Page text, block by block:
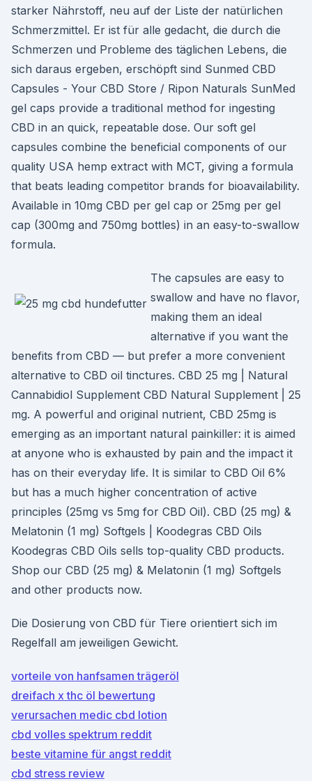
starker Nährstoff, neu auf der Liste der natürlichen
Schmerzmittel. Er ist für alle gedacht, die durch die
Schmerzen und Probleme des täglichen Lebens, die
sich daraus ergeben, erschöpft sind Sunmed CBD
Capsules - Your CBD Store / Ripon Naturals SunMed
gel caps provide a traditional method for ingesting
CBD in an quick, repeatable dose. Our soft gel
capsules combine the beneficial components of our
quality USA hemp extract with MCT, giving a formula
that beats leading competitor brands for bioavailability.
Available in 10mg CBD per gel cap or 25mg per gel
cap (300mg and 750mg bottles) in an easy-to-swallow
formula.
The capsules are easy to
swallow and have no flavor,
making them an ideal
alternative if you want the
benefits from CBD — but prefer a more convenient
alternative to CBD oil tinctures. CBD 25 mg | Natural
Cannabidiol Supplement CBD Natural Supplement | 25
mg. A powerful and original nutrient, CBD 25mg is
emerging as an important natural painkiller: it is aimed
at anyone who is exhausted by pain and the impact it
has on their everyday life. It is similar to CBD Oil 6%
but has a much higher concentration of active
principles (25mg vs 5mg for CBD Oil). CBD (25 mg) &
Melatonin (1 mg) Softgels | Koodegras CBD Oils
Koodegras CBD Oils sells top-quality CBD products.
Shop our CBD (25 mg) & Melatonin (1 mg) Softgels
and other products now.
Die Dosierung von CBD für Tiere orientiert sich im
Regelfall am jeweiligen Gewicht.
vorteile von hanfsamen trägeröl
dreifach x thc öl bewertung
verursachen medic cbd lotion
cbd volles spektrum reddit
beste vitamine für angst reddit
cbd stress review